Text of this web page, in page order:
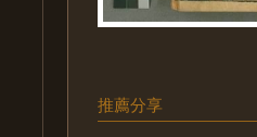
推薦分享